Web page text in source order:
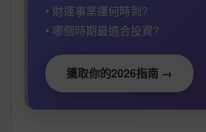
• 財運事業運何時到?
• 哪個時期最適合投資?
獲取你的2026指南 →